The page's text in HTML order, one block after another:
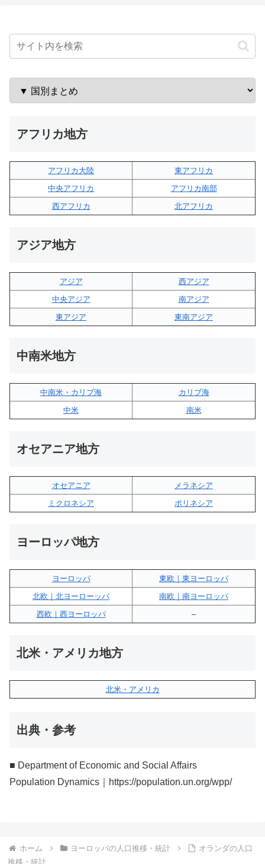
アフリカ地方
アフリカ大陸
東アフリカ
中央アフリカ
アフリカ南部
西アフリカ
北アフリカ
アジア地方
アジア
西アジア
中央アジア
南アジア
東アジア
東南アジア
中南米地方
中南米・カリブ海
カリブ海
中米
南米
オセアニア地方
オセアニア
メラネシア
ミクロネシア
ポリネシア
ヨーロッパ地方
ヨーロッパ
東欧｜東ヨーロッパ
北欧｜北ヨーローッパ
南欧｜南ヨーロッパ
西欧｜西ヨーロッパ
–
北米・アメリカ地方
北米・アメリカ
出典・参考
■ Department of Economic and Social Affairs
Population Dynamics｜https://population.un.org/wpp/
ホーム ヨーロッパの人口推移・統計
オランダの人口
推移・統計